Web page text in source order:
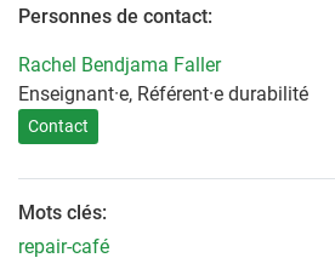
Personnes de contact:
Rachel Bendjama Faller
Enseignant·e, Référent·e durabilité
Contact
Mots clés:
repair-café